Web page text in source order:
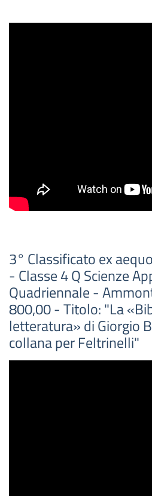
3° Classificato ex
- Classe 4 Q Scienze
Quadriennale -
800,00 - Titolo: "La
letteratura» di Giorgio
collana per Feltrinelli"